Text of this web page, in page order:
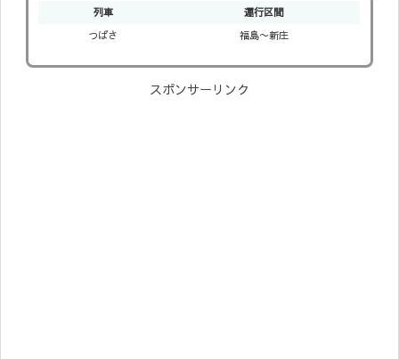
列車
運行区間
つばさ
福島〜新庄
スポンサーリンク